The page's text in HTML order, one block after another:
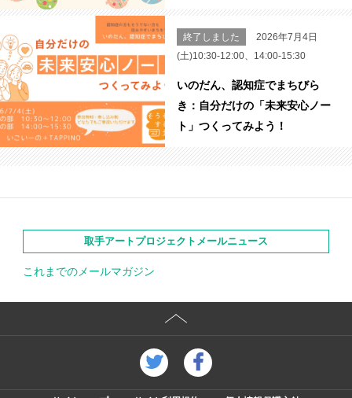
終了しました
2026年7月4日
(土)10:30-12:00、14:00-15:30
いのだん、認知症でまちびら
き：自分だけの「未来安心ノー
ト」つくってみよう！
取手アートプロジェクトメールニュース
これまでのメールマガジン